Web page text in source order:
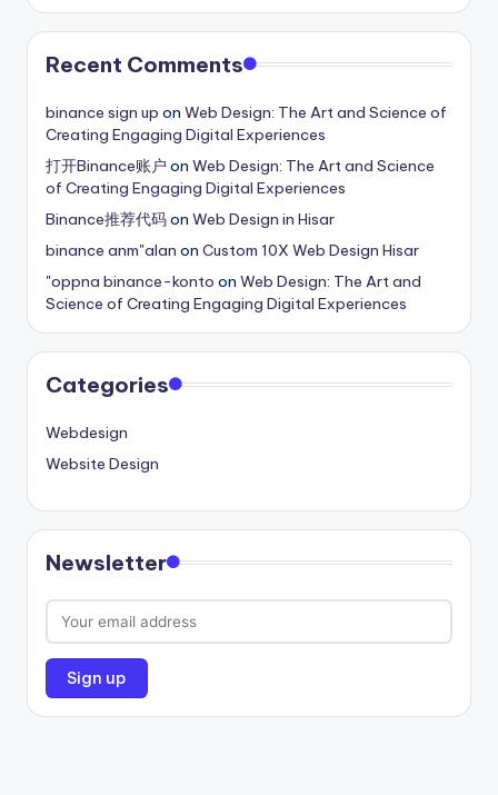
Recent Comments
binance sign up on Web Design: The Art and Science of
Creating Engaging Digital Experiences
打开Binance账户 on Web Design: The Art and Science
of Creating Engaging Digital Experiences
Binance推荐代码on Web Design in Hisar
binance anm"alan on Custom 10X Web Design Hisar
"oppna binance-konto on Web Design: The Art and
Science of Creating Engaging Digital Experiences
Categories
Webdesign
Website Design
Newsletter